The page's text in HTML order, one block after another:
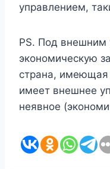
управлением,
PS. Под внешним
экономическую
страна, имеющая
имеет внешнее
неявное